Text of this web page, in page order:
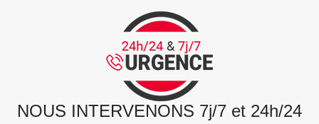
NOUS INTERVENONS 7j/7 et 24h/24